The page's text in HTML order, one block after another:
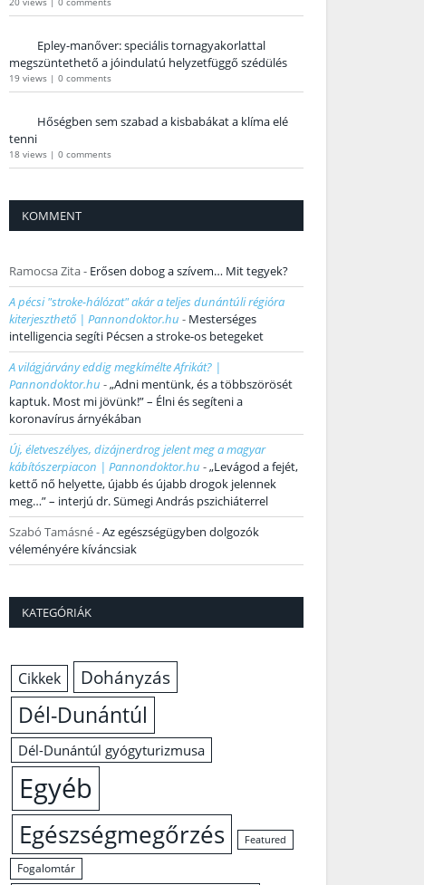
Epley-manőver: speciális tornagyakorlattal
megszüntethető a jóindulatú helyzetfüggő szédülés
19 views | 0 comments
Hőségben sem szabad a kisbabákat a klíma elé
tenni
18 views | 0 comments
KOMMENT
Ramocsa Zita- Erősen dobog a szívem… Mit tegyek?
A pécsi "stroke-hálózat" akár a teljes dunántúli régióra
kiterjeszthető | Pannondoktor.hu - Mesterséges
intelligencia segíti Pécsen a stroke-os betegeket
A világjárvány eddig megkímélte Afrikát? |
Pannondoktor.hu -„Adni mentünk, és a többszörösét
kaptuk. Most mi jövünk!” – Élni és segíteni a
koronavírus árnyékában
Új, életveszélyes, dizájnerdrog jelent meg a magyar
kábítószerpiacon | Pannondoktor.hu -„Levágod a fejét,
kettő nő helyette, újabb és újabb drogok jelennek
meg…” – interjú dr. Sümegi András pszichiáterrel
Szabó Tamásné-Az egészségügyben dolgozók
véleményére kíváncsiak
KATEGÓRIÁK
Cikkek Dohányzás
Dél-Dunántúl
Dél-Dunántúl gyógyturizmusa
Egyéb
Egészségmegőrzés Featured
Fogalomtár